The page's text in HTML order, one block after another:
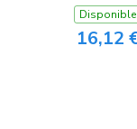
Disponible
16,12